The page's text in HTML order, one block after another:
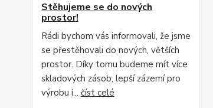
Stěhujeme se do nových
prostor!
Rádi bychom vás informovali, že jsme
se přestěhovali do nových, větších
prostor. Díky tomu budeme mít více
skladových zásob, lepší zázemí pro
výrobu i... číst celé